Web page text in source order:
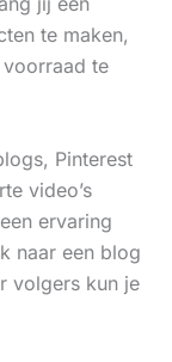
te maken,
te
Pinterest
video’s
ervaring
naar een blog
volgers kun je